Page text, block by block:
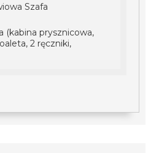
Szafa
(kabina prysznicowa,
2 ręczniki,